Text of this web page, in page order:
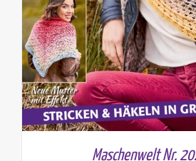
Maschenwelt Nr.